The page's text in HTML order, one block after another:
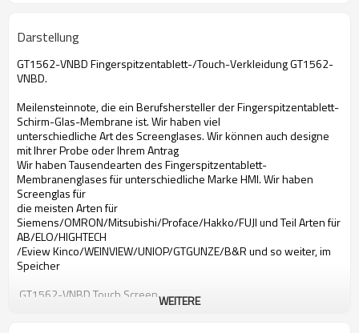
Darstellung
GT1562-VNBD Fingerspitzentablett-/Touch-Verkleidung GT1562-
VNBD.
Meilensteinnote, die ein Berufshersteller der Fingerspitzentablett-
Schirm-Glas-Membrane ist. Wir haben viel
unterschiedliche Art des Screenglases. Wir können auch designe
mit Ihrer Probe oder Ihrem Antrag
Wir haben Tausendearten des Fingerspitzentablett-
Membranenglases für unterschiedliche Marke HMI. Wir haben
Screenglas für
die meisten Arten für
Siemens/OMRON/Mitsubishi/Proface/Hakko/FUJI und Teil Arten für
AB/ELO/HIGHTECH
/Eview Kinco/WEINVIEW/UNIOP/GTGUNZE/B&R und so weiter, im
Speicher
GT1562-VNBD Touch Screen
Touch Screen Mitsubishi-GT1562-VNBD
WEITERE